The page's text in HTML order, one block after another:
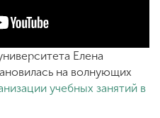
Елена
на волнующих
учебных занятий в